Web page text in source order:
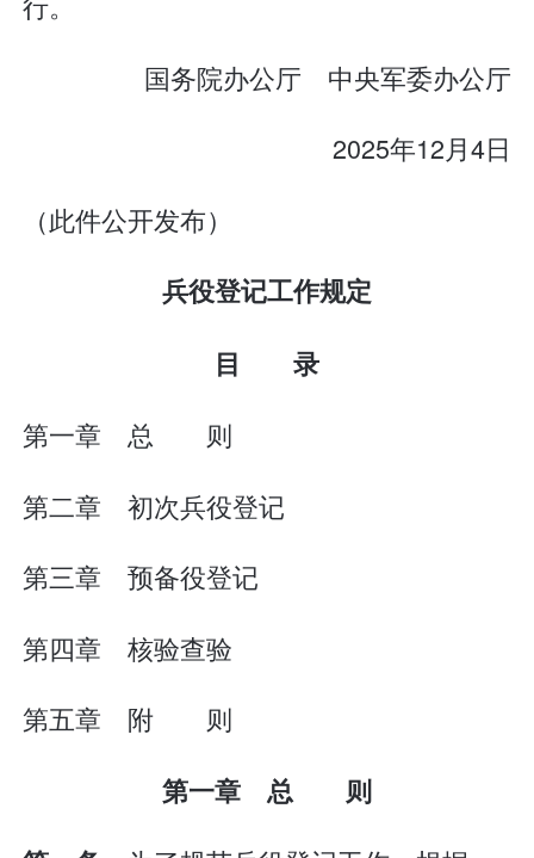
国务院办公厅 中央军委办公厅
2025年12月4日
（此件公开发布）
兵役登记工作规定
目 录
第一章 总 则
第二章 初次兵役登记
第三章 预备役登记
第四章 核验查验
第五章 附 则
第一章 总 则